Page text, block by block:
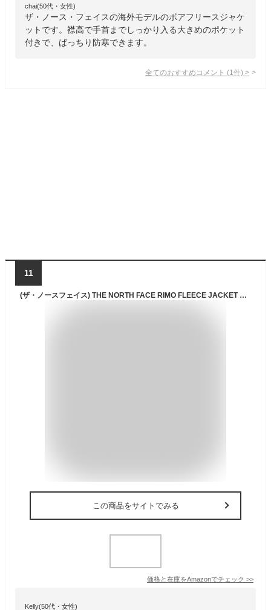
chai(50代・女性)
ザ・ノース・フェイスの海外モデルのボアフリースジャケ
ットです。襟高で手首までしっかり入る大きめのポケット
付きで、ばっちり防寒できます。
全てのおすすめコメント (1 件) >
11
(ザ・ノースフェイス) THE NORTH FACE RIMO FLEECE JACKET フリース ジャケット (95(M), BEIGE(NJ4FN50K)) [並行輸入品]
この商品をサイトでみる
価格と在庫をAmazonでチェック >>
Kelly(50代・女性)